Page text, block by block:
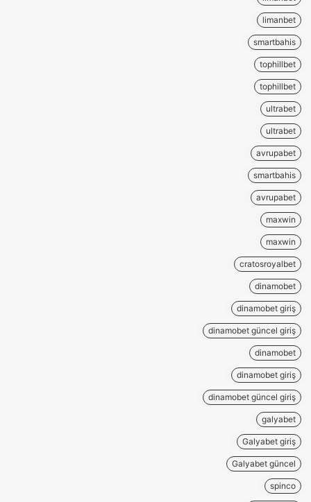
limanbet
smartbahis
tophillbet
tophillbet
ultrabet
ultrabet
avrupabet
smartbahis
avrupabet
maxwin
maxwin
cratosroyalbet
dinamobet
dinamobet giriş
dinamobet güncel giriş
dinamobet
dinamobet giriş
dinamobet güncel giriş
galyabet
Galyabet giriş
Galyabet güncel
spinco